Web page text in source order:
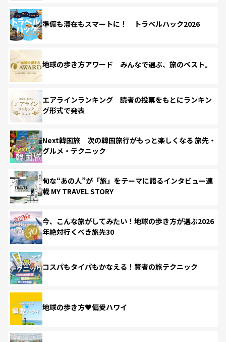
準備も滞在もスマートに！ トラベルハック2026
地球の歩き方アワード みんなで選ぶ、旅のベスト。
エアラインランキング 読者の投票をもとにランキン
グ形式で発表
Next韓国旅 次の韓国旅行がもっと楽しくなる 旅先・
グルメ・テクニック
旬な“あの人”が「旅」をテーマに語るインタビュー連
載 MY TRAVEL STORY
今、こんな旅がしてみたい！地球の歩き方が選ぶ2026
年絶対行くべき旅先30
コスパもタイパもかなえる！賢者の旅テクニック
地球の歩き方♥偏愛ハワイ